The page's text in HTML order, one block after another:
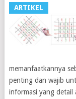
ARTIKEL
memanfaatkannya
penting dan wajib
informasi yang detail